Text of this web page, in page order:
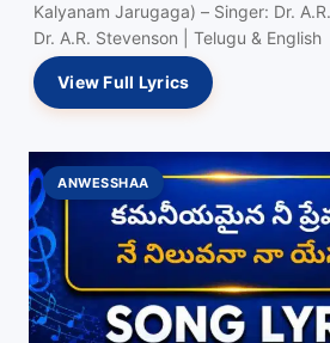
Kalyanam Jarugaga) – Singer: Dr.
Dr. A.R. Stevenson | Telugu & English
View Full Lyrics
ANWESSHAA